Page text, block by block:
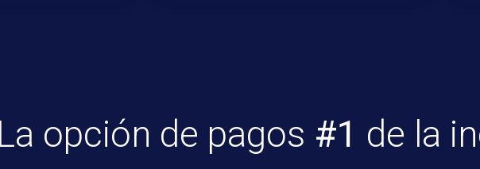
La opción de pagos #1 de la